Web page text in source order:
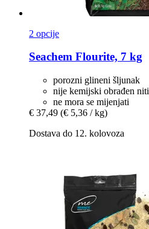
2 opcije
Seachem Flourite, 7 kg
porozni glineni šljunak
nije kemijski obrađen
ne mora se mijenjati
€ 37,49 (€ 5,36 / kg)
Dostava do 12. kolovoza